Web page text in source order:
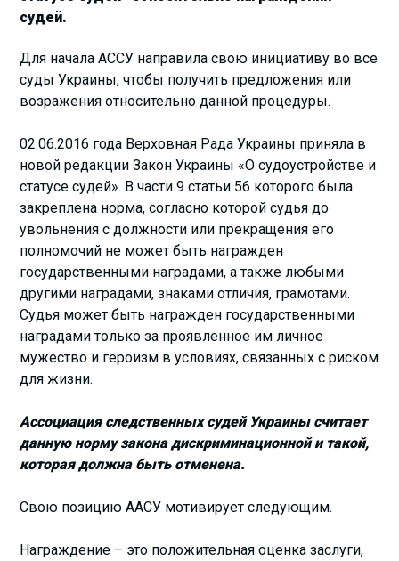
судей.
Для начала АССУ направила свою инициативу во все
суды Украины, чтобы получить предложения или
возражения относительно данной процедуры.
02.06.2016 года Верховная Рада Украины приняла в
новой редакции Закон Украины «О судоустройстве и
статусе судей». В части 9 статьи 56 которого была
закреплена норма, согласно которой судья до
увольнения с должности или прекращения его
полномочий не может быть награжден
государственными наградами, а также любыми
другими наградами, знаками отличия, грамотами.
Судья может быть награжден государственными
наградами только за проявленное им личное
мужество и героизм в условиях, связанных с риском
для жизни.
Ассоциация следственных судей Украины считает
данную норму закона дискриминационной и такой,
которая должна быть отменена.
Свою позицию ААСУ мотивирует следующим.
Награждение – это положительная оценка заслуги,